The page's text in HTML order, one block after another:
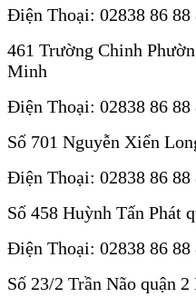
Điện Thoại: 02838 86 88
461 Trường Chinh
Minh
Điện Thoại: 02838 86 88
Số 701 Nguyễn Xiển
Điện Thoại: 02838 86 88
Số 458 Huỳnh Tấn Phát
Điện Thoại: 02838 86 88
Số 23/2 Trần Não quận